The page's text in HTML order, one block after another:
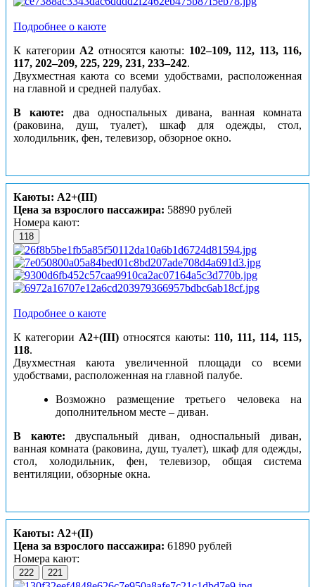
Подробнее о каюте
К категории А2 относятся каюты: 102–109, 112, 113, 116,
117, 202–209, 225, 229, 231, 233–242.
Двухместная каюта со всеми удобствами, расположенная
на главной и средней палубах.
В каюте: два односпальных дивана, ванная комната
(раковина, душ, туалет), шкаф для одежды, стол,
холодильник, фен, телевизор, обзорное окно.
Каюты: А2+(III)
Цена за взрослого пассажира: 58890 рублей
Номера кают:
118
Подробнее о каюте
К категорииА2+(III) относятся каюты: 110, 111, 114, 115,
118.
Двухместная каюта увеличенной площади со всеми
удобствами, расположенная на главной палубе.
Возможно размещение третьего человека на
дополнительном месте – диван.
В каюте: двуспальный диван, односпальный диван,
ванная комната (раковина, душ, туалет), шкаф для одежды,
стол, холодильник, фен, телевизор, общая система
вентиляции, обзорные окна.
Каюты: А2+(II)
Цена за взрослого пассажира: 61890 рублей
Номера кают:
222 221